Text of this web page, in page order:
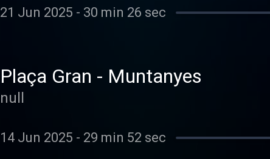
21 Jun 2025 - 30 min 26 sec
Plaça Gran - Muntanyes
null
14 Jun 2025 - 29 min 52 sec